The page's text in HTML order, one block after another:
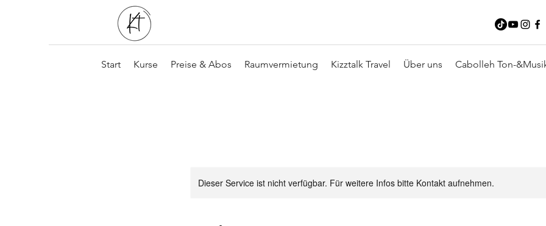
Start Kurse Preise & Abos Raumvermietung Kizztalk Travel Über uns Cabolleh Ton-
Dieser Service ist nicht verfügbar. Für weitere Infos bitte Kontakt aufnehmen.